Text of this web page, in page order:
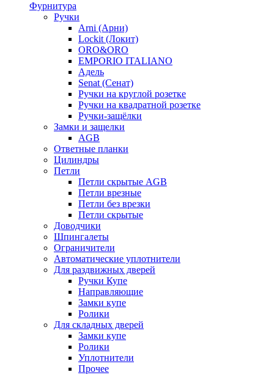
Фурнитура
Ручки
Arni (Арни)
Lockit (Локит)
ORO&ORO
EMPORIO ITALIANO
Адель
Senat (Сенат)
Ручки на круглой розетке
Ручки на квадратной розетке
Ручки-защёлки
Замки и защелки
AGB
Ответные планки
Цилиндры
Петли
Петли скрытые AGB
Петли врезные
Петли без врезки
Петли скрытые
Доводчики
Шпингалеты
Ограничители
Автоматические уплотнители
Для раздвижных дверей
Ручки Купе
Направляющие
Замки купе
Ролики
Для складных дверей
Замки купе
Ролики
Уплотнители
Прочее